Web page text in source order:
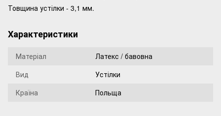
Товщина устілки - 3,1 мм.
Характеристики
Матеріал
Латекс / бавовна
Вид
Устілки
Країна
Польща